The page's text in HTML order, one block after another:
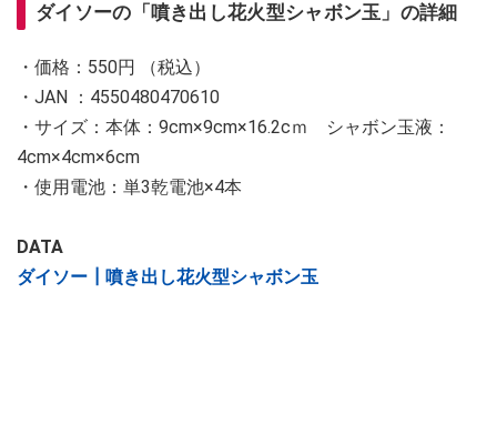
ダイソーの「噴き出し花火型シャボン玉」の詳細
・価格：550円 （税込）
・JAN ：4550480470610
・サイズ：本体：9cm×9cm×16.2cｍ シャボン玉液：
4cm×4cm×6cm
・使用電池：単3乾電池×4本
DATA
ダイソー┃噴き出し花火型シャボン玉